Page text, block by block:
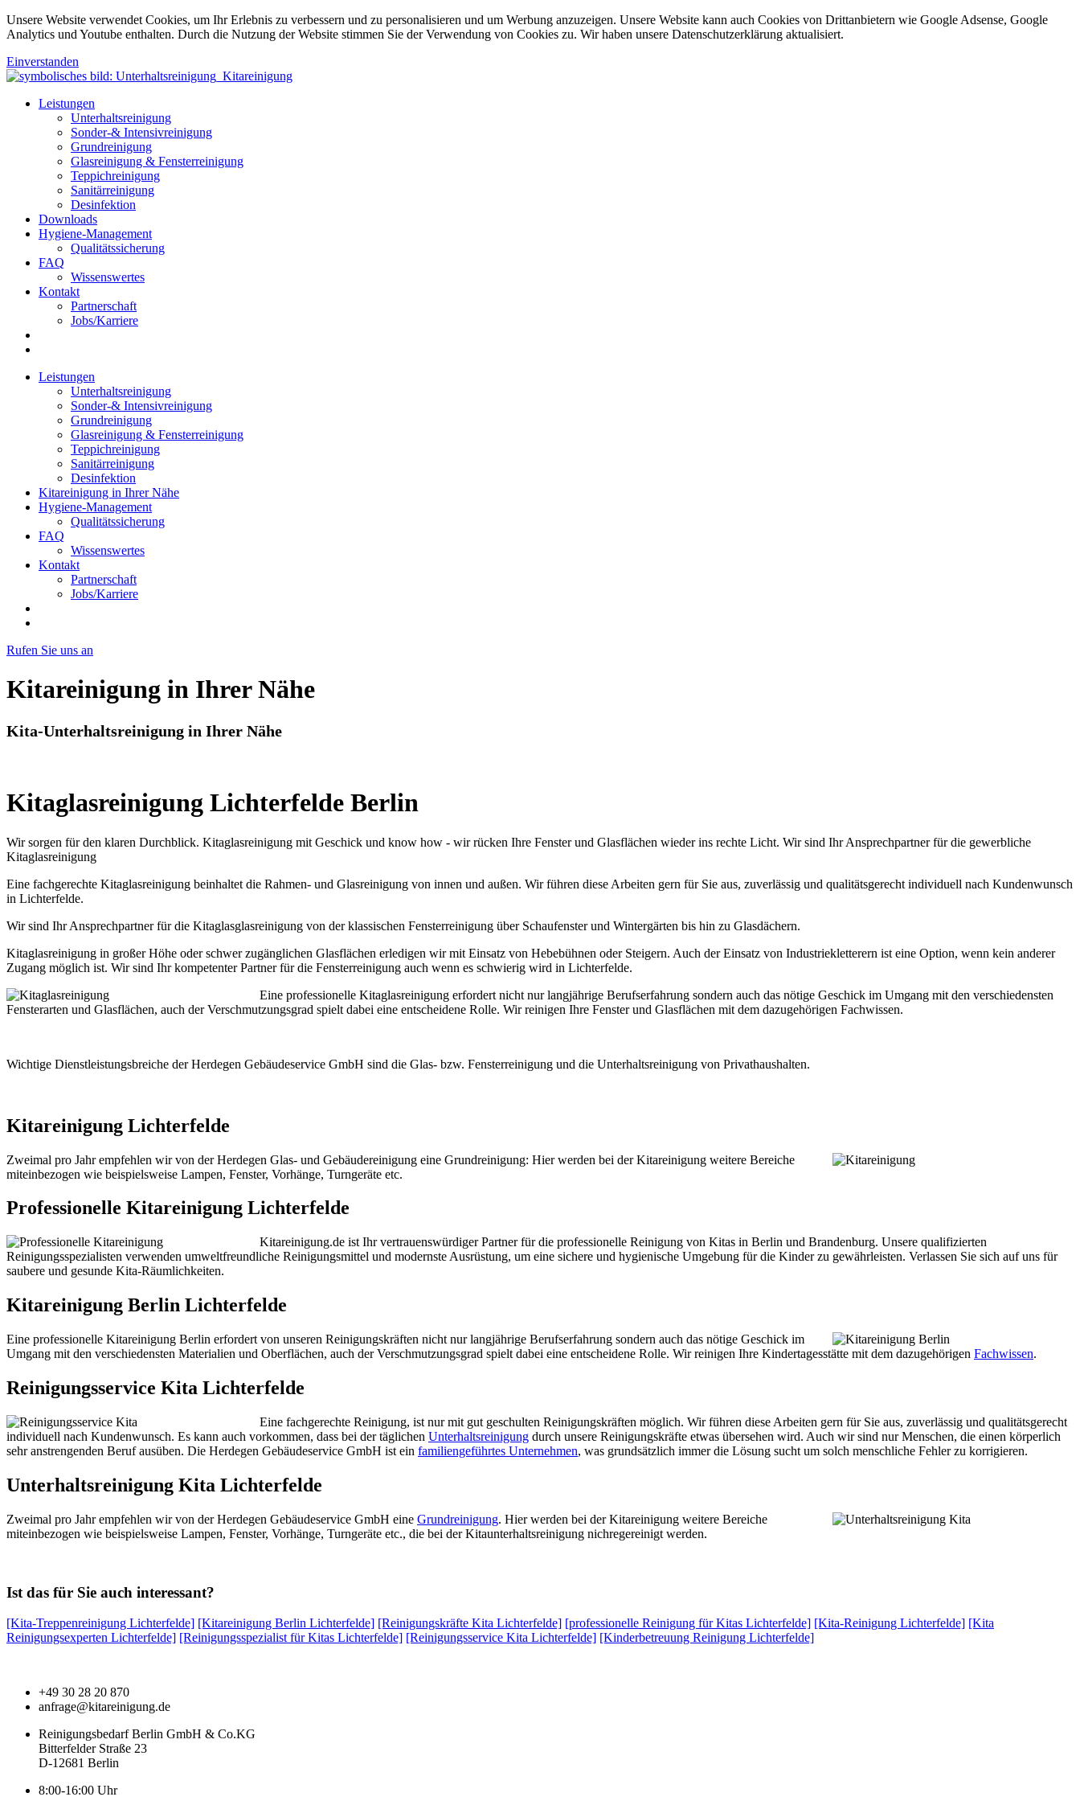
Unsere Website verwendet Cookies, um Ihr Erlebnis zu verbessern und zu personalisieren und um Werbung anzuzeigen. Unsere Website kann auch Cookies von Drittanbietern wie Google Adsense, Google
Analytics und Youtube enthalten. Durch die Nutzung der Website stimmen Sie der Verwendung von Cookies zu. Wir haben unsere Datenschutzerklärung aktualisiert.
Einverstanden
Leistungen
Unterhaltsreinigung
Sonder-& Intensivreinigung
Grundreinigung
Glasreinigung & Fensterreinigung
Teppichreinigung
Sanitärreinigung
Desinfektion
Downloads
Hygiene-Management
Qualitätssicherung
FAQ
Wissenswertes
Kontakt
Partnerschaft
Jobs/Karriere
Leistungen
Unterhaltsreinigung
Sonder-& Intensivreinigung
Grundreinigung
Glasreinigung & Fensterreinigung
Teppichreinigung
Sanitärreinigung
Desinfektion
Kitareinigung in Ihrer Nähe
Hygiene-Management
Qualitätssicherung
FAQ
Wissenswertes
Kontakt
Partnerschaft
Jobs/Karriere
Rufen Sie uns an
Kitareinigung in Ihrer Nähe
Kita-Unterhaltsreinigung in Ihrer Nähe
Kitaglasreinigung Lichterfelde Berlin
Wir sorgen für den klaren Durchblick. Kitaglasreinigung mit Geschick und know how - wir rücken Ihre Fenster und Glasflächen wieder ins rechte Licht. Wir sind Ihr Ansprechpartner für die gewerbliche
Kitaglasreinigung
Eine fachgerechte Kitaglasreinigung beinhaltet die Rahmen- und Glasreinigung von innen und außen. Wir führen diese Arbeiten gern für Sie aus, zuverlässig und qualitätsgerecht individuell nach Kundenwunsch
in Lichterfelde.
Wir sind Ihr Ansprechpartner für die Kitaglasglasreinigung von der klassischen Fensterreinigung über Schaufenster und Wintergärten bis hin zu Glasdächern.
Kitaglasreinigung in großer Höhe oder schwer zugänglichen Glasflächen erledigen wir mit Einsatz von Hebebühnen oder Steigern. Auch der Einsatz von Industriekletterern ist eine Option, wenn kein anderer
Zugang möglich ist. Wir sind Ihr kompetenter Partner für die Fensterreinigung auch wenn es schwierig wird in Lichterfelde.
Eine professionelle Kitaglasreinigung erfordert nicht nur langjährige Berufserfahrung sondern auch das nötige Geschick im Umgang mit den verschiedensten
Fensterarten und Glasflächen, auch der Verschmutzungsgrad spielt dabei eine entscheidene Rolle. Wir reinigen Ihre Fenster und Glasflächen mit dem dazugehörigen Fachwissen.
Wichtige Dienstleistungsbreiche der Herdegen Gebäudeservice GmbH sind die Glas- bzw. Fensterreinigung und die Unterhaltsreinigung von Privathaushalten.
Kitareinigung Lichterfelde
Zweimal pro Jahr empfehlen wir von der Herdegen Glas- und Gebäudereinigung eine Grundreinigung: Hier werden bei der Kitareinigung weitere Bereiche
miteinbezogen wie beispielsweise Lampen, Fenster, Vorhänge, Turngeräte etc.
Professionelle Kitareinigung Lichterfelde
Kitareinigung.de ist Ihr vertrauenswürdiger Partner für die professionelle Reinigung von Kitas in Berlin und Brandenburg. Unsere qualifizierten
Reinigungsspezialisten verwenden umweltfreundliche Reinigungsmittel und modernste Ausrüstung, um eine sichere und hygienische Umgebung für die Kinder zu gewährleisten. Verlassen Sie sich auf uns für
saubere und gesunde Kita-Räumlichkeiten.
Kitareinigung Berlin Lichterfelde
Eine professionelle Kitareinigung Berlin erfordert von unseren Reinigungskräften nicht nur langjährige Berufserfahrung sondern auch das nötige Geschick im
Umgang mit den verschiedensten Materialien und Oberflächen, auch der Verschmutzungsgrad spielt dabei eine entscheidene Rolle. Wir reinigen Ihre Kindertagesstätte mit dem dazugehörigen Fachwissen.
Reinigungsservice Kita Lichterfelde
Eine fachgerechte Reinigung, ist nur mit gut geschulten Reinigungskräften möglich. Wir führen diese Arbeiten gern für Sie aus, zuverlässig und qualitätsgerecht
individuell nach Kundenwunsch. Es kann auch vorkommen, dass bei der täglichen Unterhaltsreinigung durch unsere Reinigungskräfte etwas übersehen wird. Auch wir sind nur Menschen, die einen körperlich
sehr anstrengenden Beruf ausüben. Die Herdegen Gebäudeservice GmbH ist ein familiengeführtes Unternehmen, was grundsätzlich immer die Lösung sucht um solch menschliche Fehler zu korrigieren.
Unterhaltsreinigung Kita Lichterfelde
Zweimal pro Jahr empfehlen wir von der Herdegen Gebäudeservice GmbH eine Grundreinigung. Hier werden bei der Kitareinigung weitere Bereiche
miteinbezogen wie beispielsweise Lampen, Fenster, Vorhänge, Turngeräte etc., die bei der Kitaunterhaltsreinigung nichregereinigt werden.
Ist das für Sie auch interessant?
[Kita-Treppenreinigung Lichterfelde] [Kitareinigung Berlin Lichterfelde] [Reinigungskräfte Kita Lichterfelde] [professionelle Reinigung für Kitas Lichterfelde] [Kita-Reinigung Lichterfelde] [Kita
Reinigungsexperten Lichterfelde] [Reinigungsspezialist für Kitas Lichterfelde] [Reinigungsservice Kita Lichterfelde] [Kinderbetreuung Reinigung Lichterfelde]
+49 30 28 20 870
anfrage@kitareinigung.de
Reinigungsbedarf Berlin GmbH & Co.KG
Bitterfelder Straße 23
D-12681 Berlin
8:00-16:00 Uhr